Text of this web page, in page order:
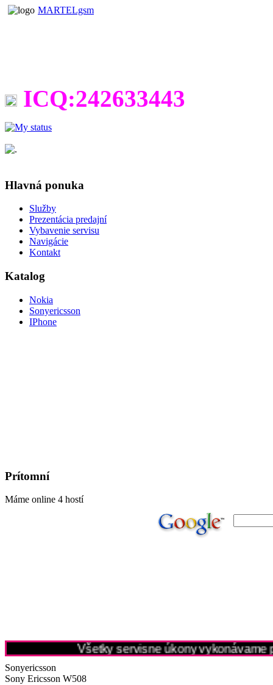
MARTELgsm
ICQ:242633443
Hlavná ponuka
Služby
Prezentácia predajní
Vybavenie servisu
Navigácie
Kontakt
Katalog
Nokia
Sonyericsson
IPhone
Prítomní
Máme online 4 hostí
Všetky servisne úkony vykonávame
Sonyericsson
Sony Ericsson W508